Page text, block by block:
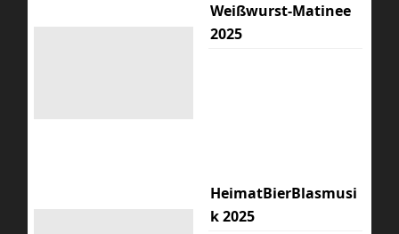
Weißwurst-Matinee
2025
HeimatBierBlasmusi
k 2025